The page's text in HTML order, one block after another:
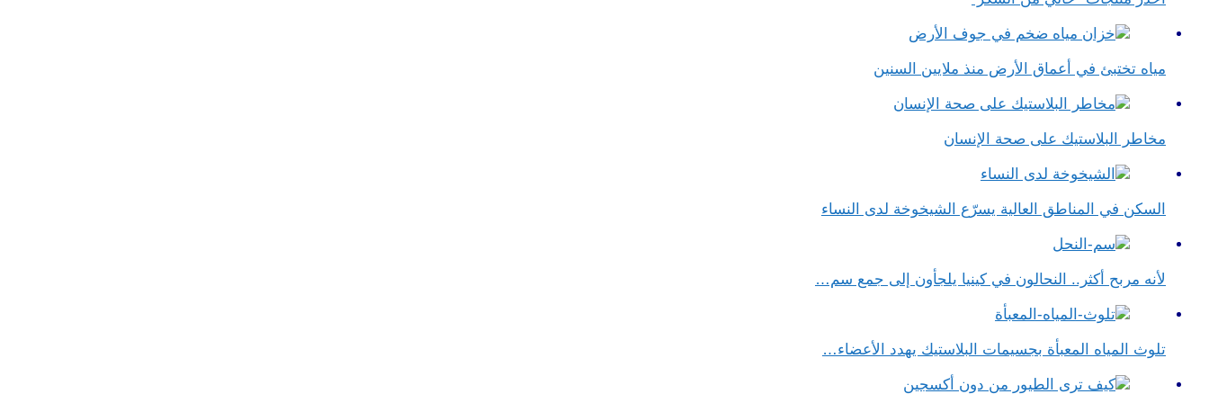
مياه تختبئ في أعماق الأرض منذ ملايين السنين
مخاطر البلاستيك على صحة الإنسان
السكن في المناطق العالية يسرّع الشيخوخة لدى النساء
لأنه مربح أكثر.. النحالون في كينيا يلجأون إلى جمع سم…
تلوث المياه المعبأة بجسيمات البلاستيك يهدد الأعضاء…